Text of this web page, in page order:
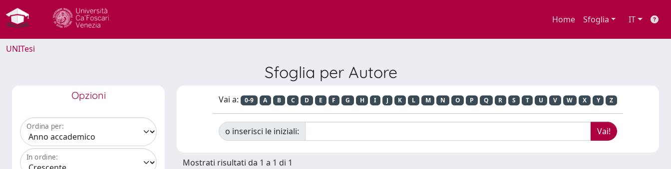
Home Sfoglia IT
UNITesi
Sfoglia per Autore
Opzioni
Ordina per:
In ordine:
Vai a: 0-9 A B C D E F G H I J K L M N O P Q R S T U V W X Y Z
o inserisci le iniziali:
Mostrati risultati da 1 a 1 di 1